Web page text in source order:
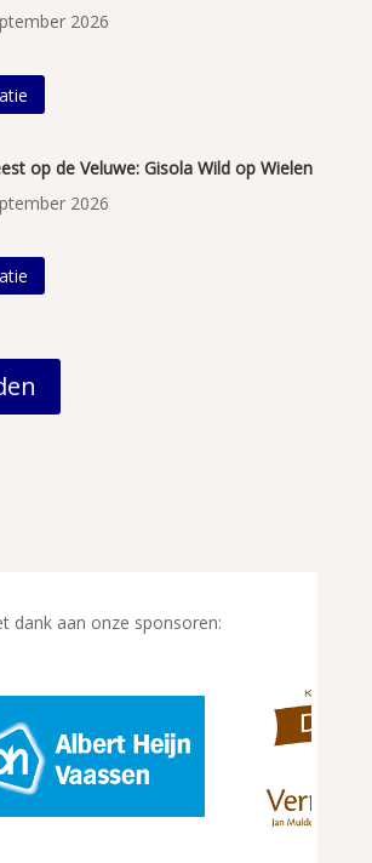
2026
op de Veluwe: Gisola Wild op Wielen
2026
dank aan onze sponsoren: